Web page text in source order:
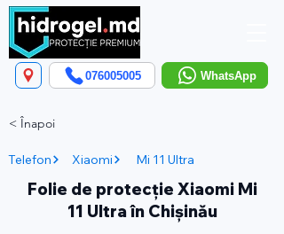
WhatsApp
076005005
< Înapoi
Telefon Xiaomi Mi 11 Ultra
Folie de protecție Xiaomi Mi
11 Ultra în Chișinău